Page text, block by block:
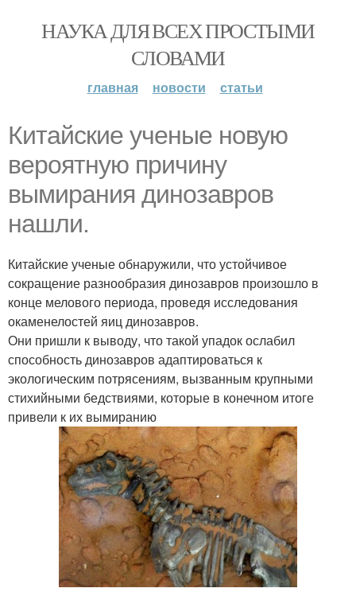
НАУКА ДЛЯ ВСЕХ ПРОСТЫМИ
СЛОВАМИ
главная новости статьи
Китайские ученые новую
вероятную причину
вымирания динозавров
нашли.
Китайские ученые обнаружили, что устойчивое
сокращение разнообразия динозавров произошло в
конце мелового периода, проведя исследования
окаменелостей яиц динозавров.
Они пришли к выводу, что такой упадок ослабил
способность динозавров адаптироваться к
экологическим потрясениям, вызванным крупными
стихийными бедствиями, которые в конечном итоге
привели к их вымиранию